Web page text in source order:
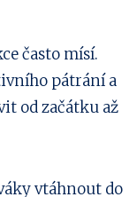
často mísí.
pátrání a
od začátku až
vtáhnout do